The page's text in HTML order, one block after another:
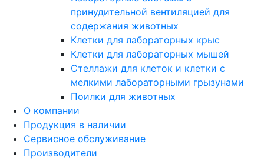
принудительной вентиляцией для
содержания животных
Клетки для лабораторных крыс
Клетки для лабораторных мышей
Стеллажи для клеток и клетки с
мелкими лабораторными грызунами
Поилки для животных
О компании
Продукция в наличии
Сервисное обслуживание
Производители